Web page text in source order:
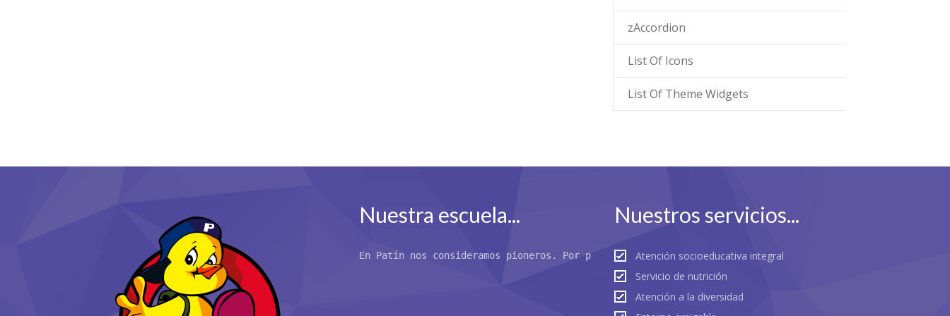
zAccordion
List Of Icons
List Of Theme Widgets
Nuestra escuela...
En Patín nos consideramos pioneros. Por primera vez, una escuela infantil eleva el concepto del
Nuestros servicios...
Atención socioeducativa integral
Servicio de nutrición
Atención a la diversidad